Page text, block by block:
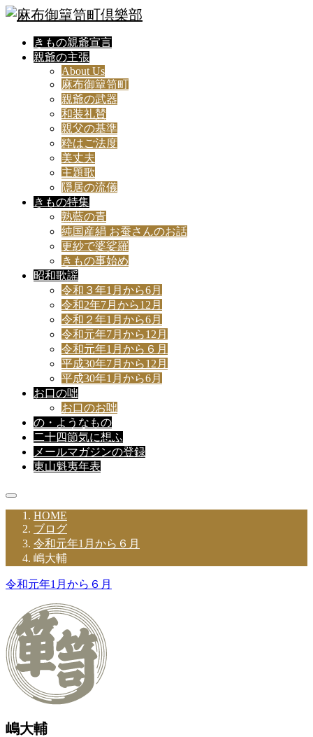
きもの親爺宣言
親爺の主張
About Us
麻布御簞笥町
親爺の武器
和装礼賛
親父の基準
粋はご法度
美丈夫
主題歌
隠居の流儀
きもの特集
熟藍の青
純国産絹 お蚕さんのお話
更紗で婆娑羅
きもの事始め
昭和歌謡
令和３年1月から6月
令和2年7月から12月
令和２年1月から6月
令和元年7月から12月
令和元年1月から６月
平成30年7月から12月
平成30年1月から6月
お口の咄
お口のお咄
の・ようなもの
二十四節気に想ふ
メールマガジンの登録
東山魁夷年表
HOME
ブログ
令和元年1月から６月
嶋大輔
令和元年1月から６月
嶋大輔